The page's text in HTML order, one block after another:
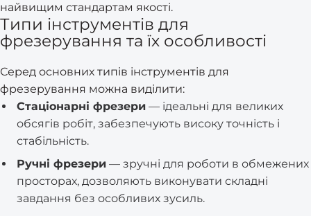
найвищим стандартам якості.
Типи інструментів для
фрезерування та їх особливості
Серед основних типів інструментів для
фрезерування можна виділити:
Стаціонарні фрезери — ідеальні для великих
обсягів робіт, забезпечують високу точність і
стабільність.
Ручні фрезери — зручні для роботи в обмежених
просторах, дозволяють виконувати складні
завдання без особливих зусиль.